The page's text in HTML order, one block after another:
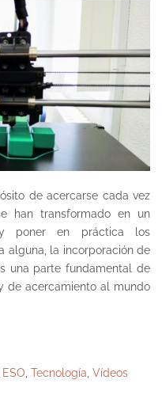
de acercarse cada vez
han transformado en un
poner en práctica los
alguna, la incorporación de
una parte fundamental de
de acercamiento al mundo
ESO Tecnología Vídeos